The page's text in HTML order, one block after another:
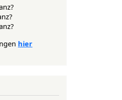
hier